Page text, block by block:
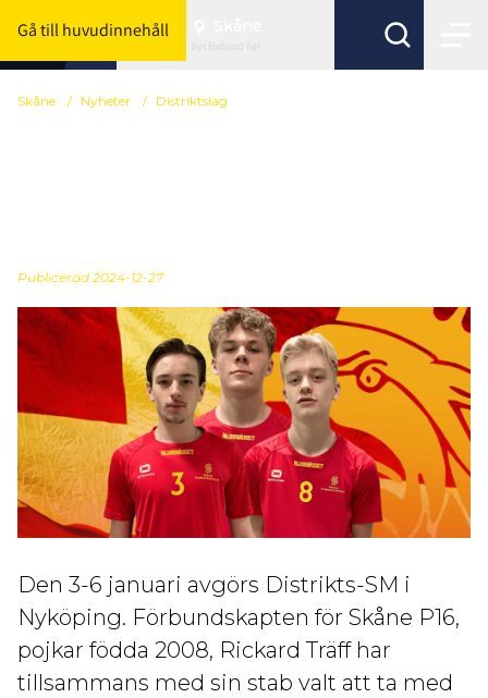
Gå till huvudinnehåll
Byt förbund här
Skåne / Nyheter / Distriktslag
Publicerad 2024-12-27
Den 3-6 januari avgörs Distrikts-SM i
Nyköping. Förbundskapten för Skåne P16,
pojkar födda 2008, Rickard Träff har
tillsammans med sin stab valt att ta med